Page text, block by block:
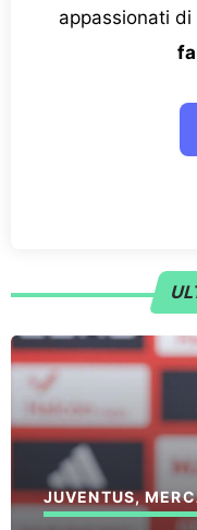
appassionati di
JUVENTUS,